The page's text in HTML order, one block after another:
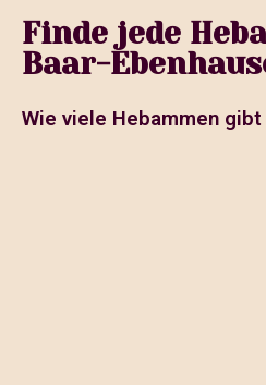
Finde jede
Baar-
Wie viele Hebammen